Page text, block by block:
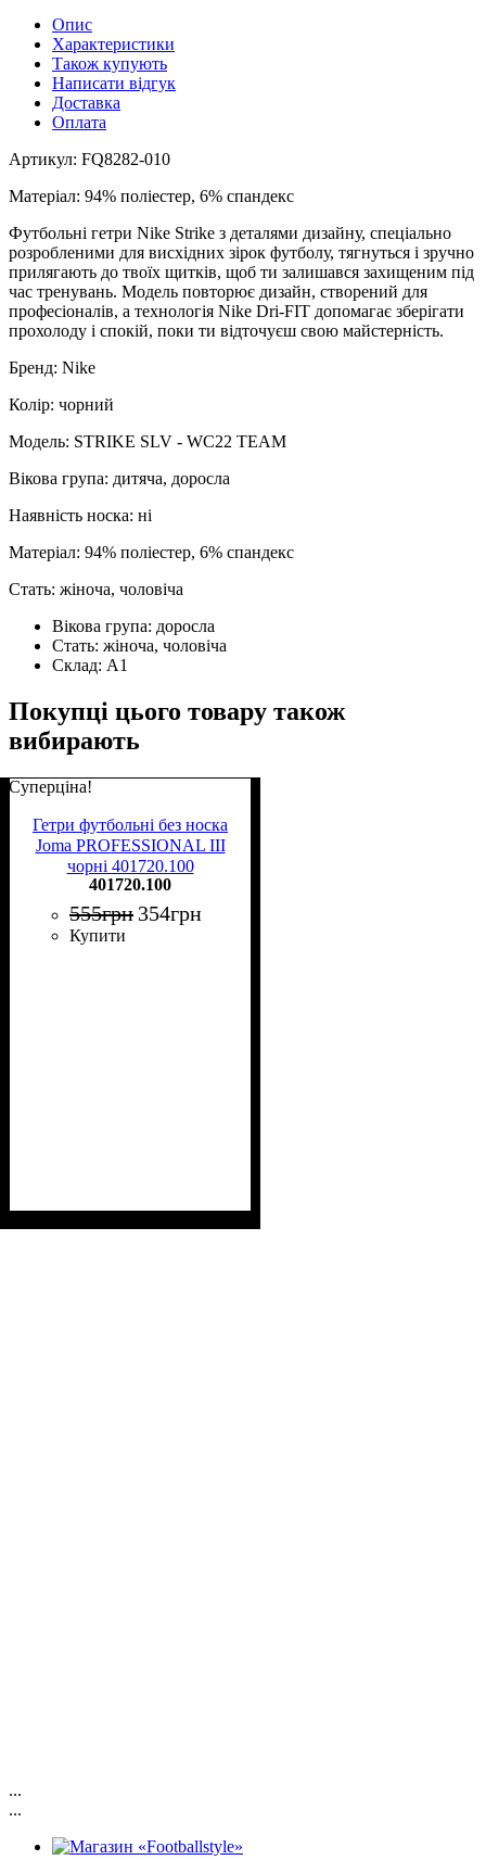
Опис
Характеристики
Також купують
Написати відгук
Доставка
Оплата
Артикул: FQ8282-010
Матеріал: 94% поліестер, 6% спандекс
Футбольні гетри Nike Strike з деталями дизайну, спеціально
розробленими для висхідних зірок футболу, тягнуться і зручно
прилягають до твоїх щитків, щоб ти залишався захищеним під
час тренувань. Модель повторює дизайн, створений для
професіоналів, а технологія Nike Dri-FIT допомагає зберігати
прохолоду і спокій, поки ти відточуєш свою майстерність.
Бренд: Nike
Колір: чорний
Модель: STRIKE SLV - WC22 TEAM
Вікова група: дитяча, доросла
Наявність носка: ні
Матеріал: 94% поліестер, 6% спандекс
Стать: жіноча, чоловіча
Вікова група: доросла
Стать: жіноча, чоловіча
Склад: А1
Покупці цього товару також
вибирають
Суперціна!
Гетри футбольні без носка
Joma PROFESSIONAL III
чорні 401720.100
401720.100
555грн 354грн
Купити
...
...